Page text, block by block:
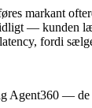
markant
— kunden
fordi
Agent360 —